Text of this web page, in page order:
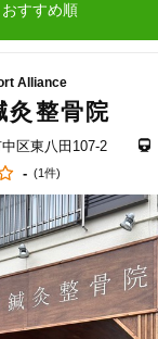
おすすめ順
Alliance
灸整骨院
区東八田107-2
- (1件)